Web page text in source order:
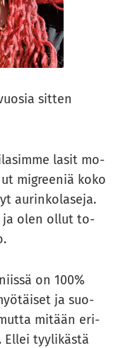
sit­ten
lasit mo­
migree­niä koko
au­rin­ko­la­se­ja.
ja olen ollut to­
on 100%
ja suo­
mi­tään eri­
Ellei tyy­li­käs­tä